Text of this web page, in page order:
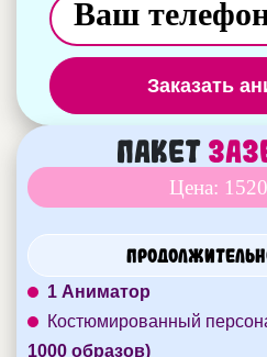
Заказать
Пакет
Цена:
1 Аниматор
Костюмированный
1000 образов)